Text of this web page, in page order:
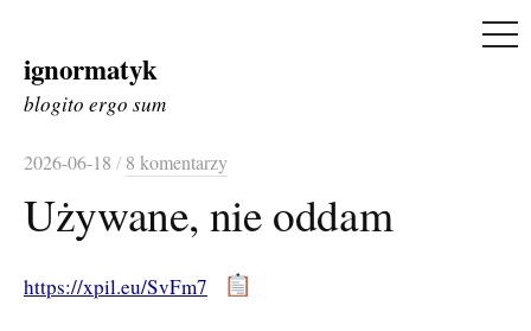
Skip
to
ignormatyk
blogito ergo sum
2026-06-18 / 8 komentarzy
Używane, nie oddam
https://xpil.eu/SvFm7